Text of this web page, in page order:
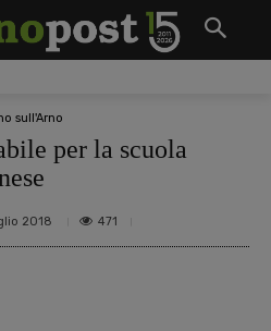
sull'Arno
per la scuola
2018 471